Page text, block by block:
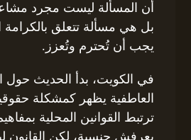
أن المسألة ليست مجرد
بل هي مسألة تتعلق بالكرامة
يجب أن تُحترم وتُعزز.
في الكويت، بدأ الحديث حول
العاطفية يظهر كمشكلة
ترتبط القوانين المحلية
يعرفش جنسية، لكن القانون